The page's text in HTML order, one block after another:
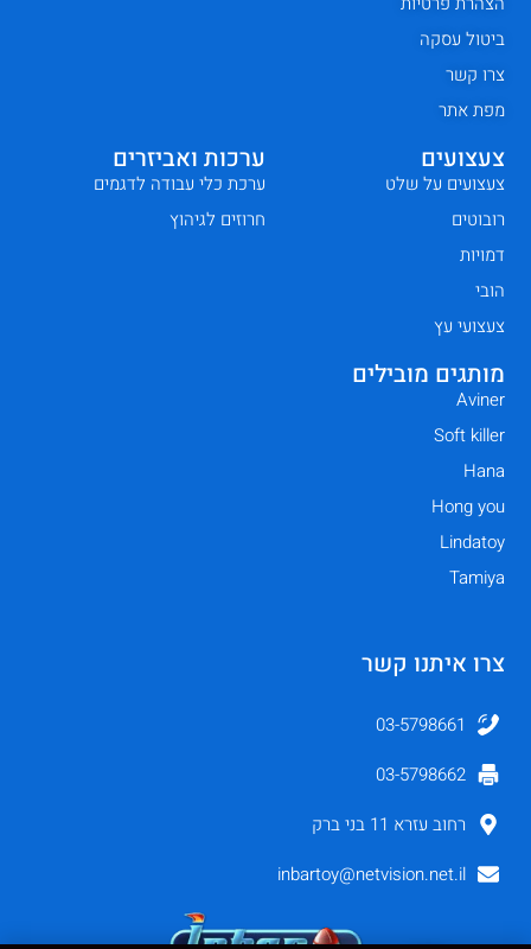
ביטול עסקה
צרו קשר
מפת אתר
צעצועים
צעצועים על שלט
רובוטים
דמויות
הובי
צעצועי עץ
ערכות ואביזרים
ערכת כלי עבודה לדגמים
חרוזים לגיהוץ
מותגים מובילים
Aviner
Soft killer
Hana
Hong you
Lindatoy
Tamiya
צרו איתנו קשר
03-5798661
03-5798662
רחוב עזרא 11 בני ברק
inbartoy@netvision.net.il